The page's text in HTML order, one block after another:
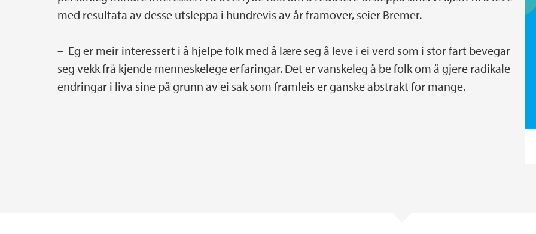
med resultata av desse utsleppa i hundrevis av år framover, seier Bremer.
– Eg er meir interessert i å hjelpe folk med å lære seg å leve i ei verd som i stor fart bevegar
seg vekk frå kjende menneskelege erfaringar. Det er vanskeleg å be folk om å gjere radikale
endringar i liva sine på grunn av ei sak som framleis er ganske abstrakt for mange.